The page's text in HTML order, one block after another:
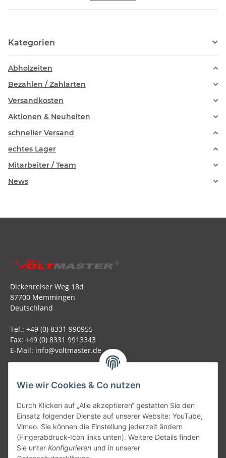
Wie wir Cookies & Co nutzen
Durch Klicken auf „Alle akzeptieren“ gestatten Sie den
Einsatz folgender Dienste auf unserer Website: YouTube,
Vimeo. Sie können die Einstellung jederzeit ändern
(Fingerabdruck-Icon links unten). Weitere Details finden
Sie unter Konfigurieren und in unserer
Kategorien
Abholzeiten
Bezahlen / Zahlarten
Versandkosten
Aktionen & Neuheiten
schneller Versand
echtes Lager
Mitarbeiter / Team
News
Dickenreiser Weg 18d
87700 Memmingen
Deutschland
Tel.: +49 (0) 8331 990955
Fax: +49 (0) 8331 9913343
E-Mail: info@voltmaster.de
Allgemein
Teil unseres Netzwerks: